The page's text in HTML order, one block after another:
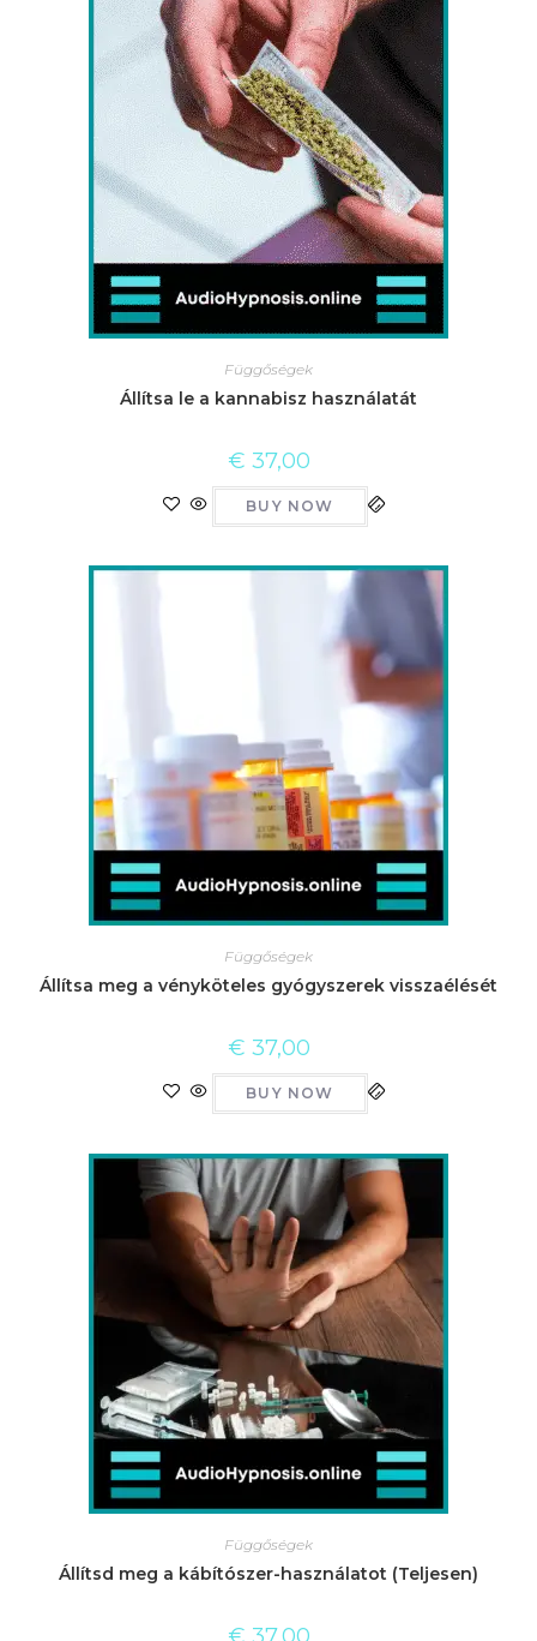
Függőségek
Állítsa le a kannabisz használatát
€ 37,00
BUY NOW
Függőségek
Állítsa meg a vényköteles gyógyszerek visszaélését
€ 37,00
BUY NOW
Függőségek
Állítsd meg a kábítószer-használatot (Teljesen)